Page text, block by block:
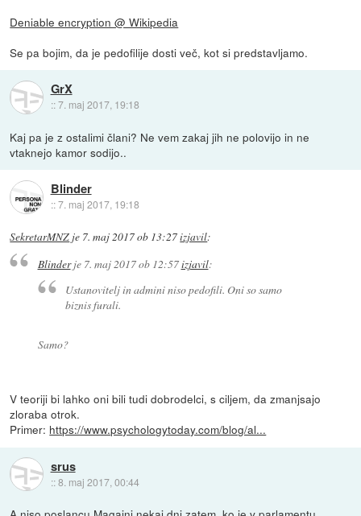
Deniable encryption @ Wikipedia
Se pa bojim, da je pedofilije dosti več, kot si predstavljamo.
GrX
::7. maj 2017, 19:18
Kaj pa je z ostalimi člani? Ne vem zakaj jih ne polovijo in ne
vtaknejo kamor sodijo..
Blinder
::7. maj 2017, 19:18
SekretarMNZ je 7. maj 2017 ob 13:27izjavil:
Blinderje 7. maj 2017 ob 12:57izjavil:
Ustanovitelj in admini niso pedofili. Oni so samo
biznis furali.
Samo?
V teoriji bi lahko oni bili tudi dobrodelci, s ciljem, da zmanjsajo
zloraba otrok.
Primer: https://www.psychologytoday.com/blog/al...
srus
::8. maj 2017, 00:44